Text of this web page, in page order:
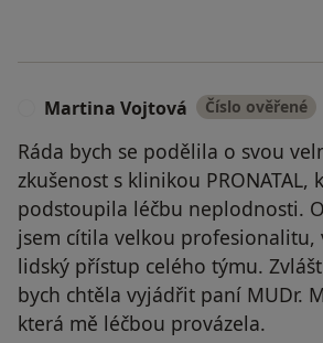
Martina Vojtová Číslo ověřené
Ráda bych se podělila o svou
zkušenost s klinikou PRONATAL,
podstoupila léčbu neplodnosti.
jsem cítila velkou profesionalitu,
lidský přístup celého týmu.
bych chtěla vyjádřit paní MUDr.
která mě léčbou provázela.